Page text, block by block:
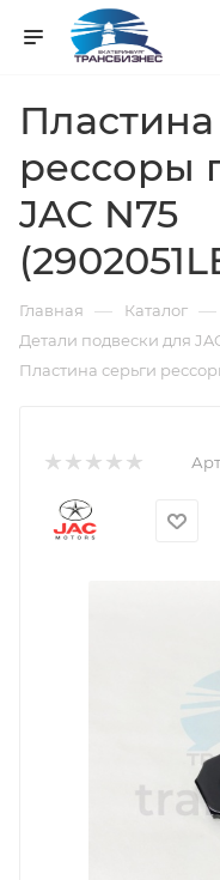
рессоры
JAC N75
Главная — Каталог —
Детали подвески для
Пластина серьги